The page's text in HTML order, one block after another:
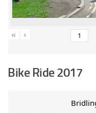
« ‹
Bike Ride 2017